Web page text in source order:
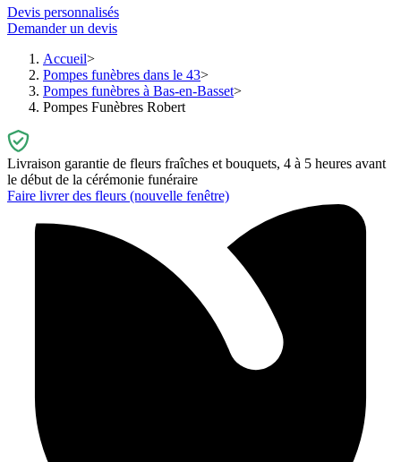
Devis personnalisés
Demander un devis
Accueil
Pompes funèbres dans le 43
Pompes funèbres à Bas-en-Basset
Pompes Funèbres Robert
Livraison garantie de fleurs fraîches et bouquets, 4 à 5 heures avant
le début de la cérémonie funéraire
Faire livrer des fleurs (nouvelle fenêtre)